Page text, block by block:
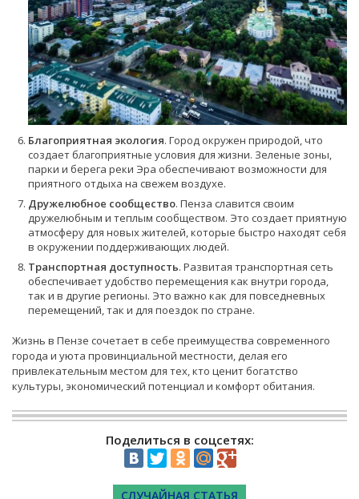
Благоприятная экология. Город окружен природой, что
создает благоприятные условия для жизни. Зеленые зоны,
парки и берега реки Эра обеспечивают возможности для
приятного отдыха на свежем воздухе.
Дружелюбное сообщество. Пенза славится своим
дружелюбным и теплым сообществом. Это создает приятную
атмосферу для новых жителей, которые быстро находят себя
в окружении поддерживающих людей.
Транспортная доступность. Развитая транспортная сеть
обеспечивает удобство перемещения как внутри города,
так и в другие регионы. Это важно как для повседневных
перемещений, так и для поездок по стране.
Жизнь в Пензе сочетает в себе преимущества современного
города и уюта провинциальной местности, делая его
привлекательным местом для тех, кто ценит богатство
культуры, экономический потенциал и комфорт обитания.
Поделиться в соцсетях:
СЛУЧАЙНАЯ СТАТЬЯ